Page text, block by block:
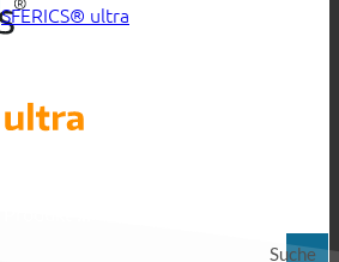
Suche
SFERICS® ultra